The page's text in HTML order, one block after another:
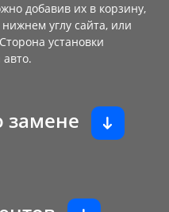
добавив их в корзину,
углу сайта, или
установки
замене